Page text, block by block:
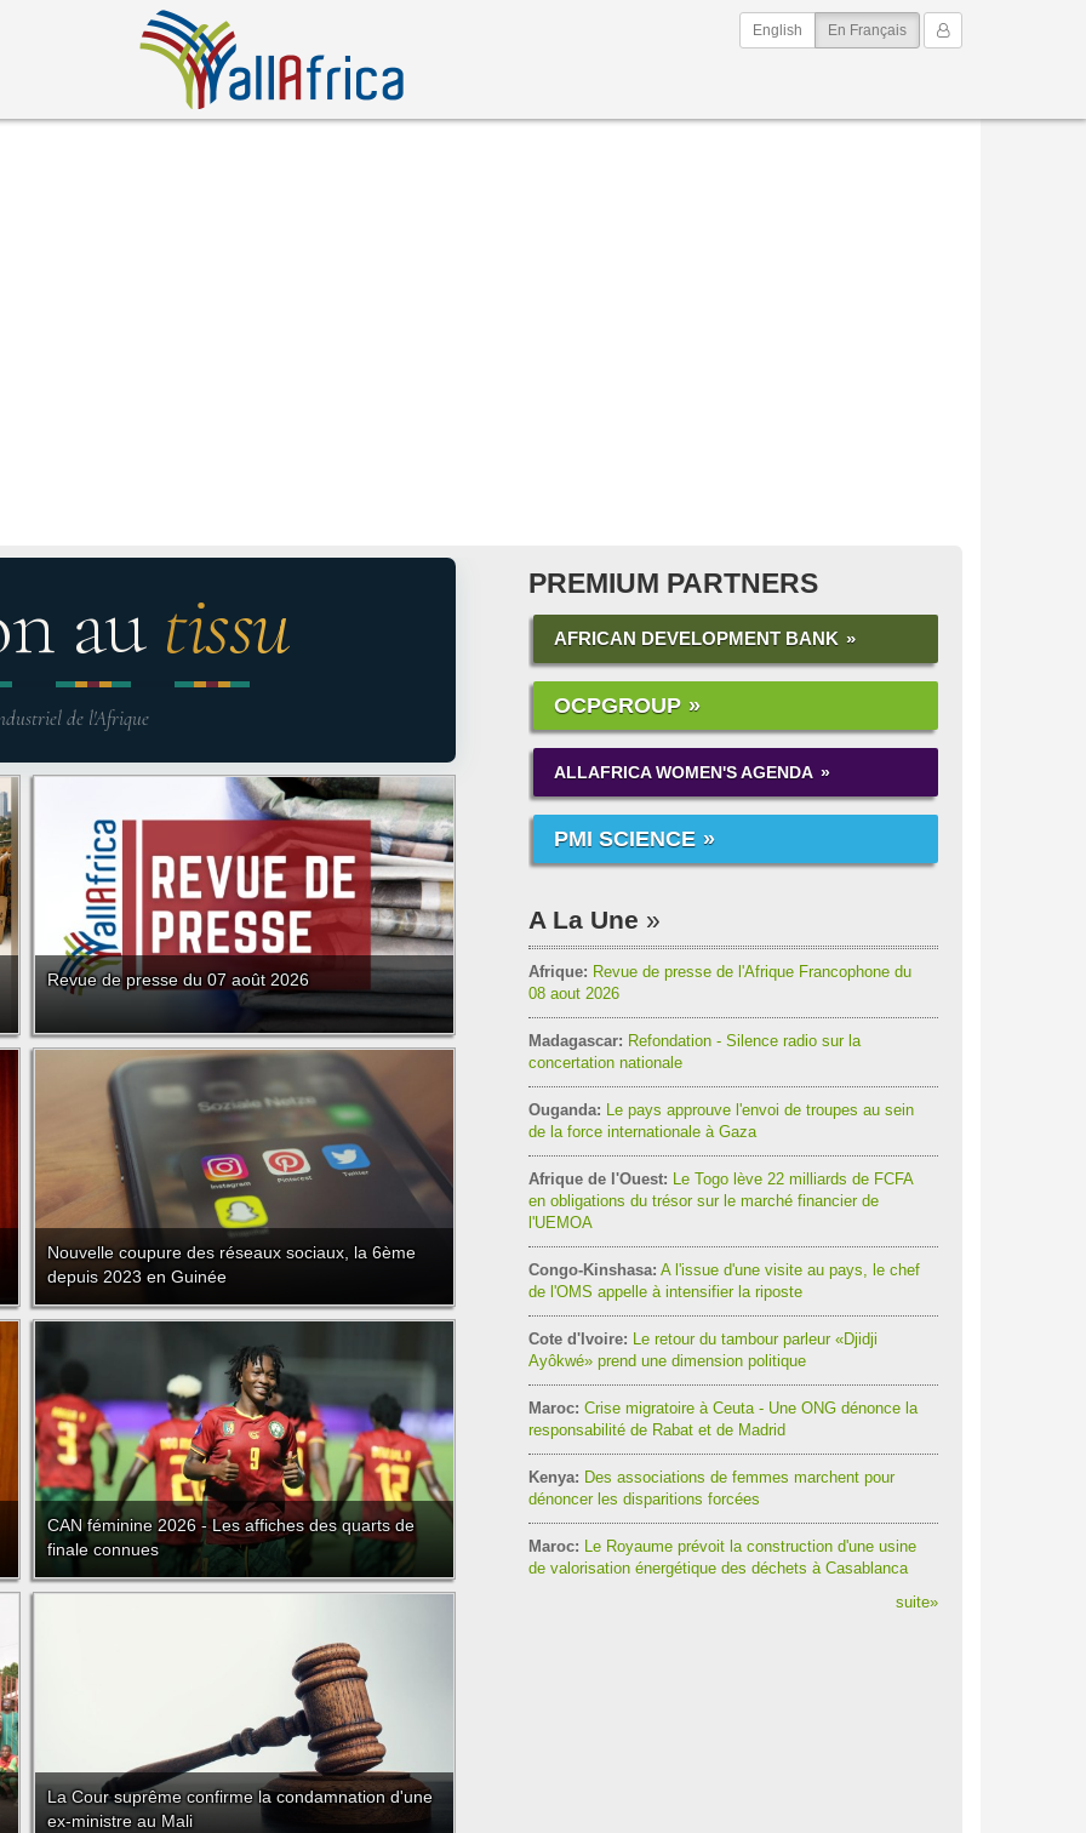
Mon Compte
English En Français(current)
au tissu
de l'Afrique
Revue de presse du 07 août 2026
Nouvelle coupure des réseaux sociaux, la 6ème
depuis 2023 en Guinée
CAN féminine 2026 - Les affiches des quarts de
finale connues
La Cour suprême confirme la condamnation d'une
ex-ministre au Mali
PREMIUM PARTNERS
AFRICAN DEVELOPMENT BANK
OCPGROUP
ALLAFRICA WOMEN'S AGENDA
PMI SCIENCE
A La Une
Afrique: Revue de presse de l'Afrique Francophone du
08 aout 2026
Madagascar: Refondation - Silence radio sur la
concertation nationale
Ouganda: Le pays approuve l'envoi de troupes au sein
de la force internationale à Gaza
Afrique de l'Ouest: Le Togo lève 22 milliards de FCFA
en obligations du trésor sur le marché financier de
l'UEMOA
Congo-Kinshasa: A l'issue d'une visite au pays, le chef
de l'OMS appelle à intensifier la riposte
Cote d'Ivoire: Le retour du tambour parleur «Djidji
Ayôkwé» prend une dimension politique
Maroc: Crise migratoire à Ceuta - Une ONG dénonce la
responsabilité de Rabat et de Madrid
Kenya: Des associations de femmes marchent pour
dénoncer les disparitions forcées
Maroc: Le Royaume prévoit la construction d'une usine
de valorisation énergétique des déchets à Casablanca
suite»